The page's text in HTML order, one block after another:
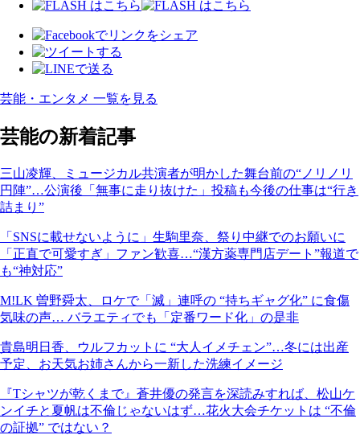
芸能・エンタメ 一覧を見る
芸能の新着記事
三山凌輝、ミュージカル共演者が明かした舞台前の“ノリノリ
円陣”…公演後「無事に走り抜けた」投稿も今後の仕事は“行き
詰まり”
「SNSに載せないように」生駒里奈、祭り中継でのお願いに
「正直で可愛すぎ」ファン歓喜…“漢方薬専門店デート”報道で
も“神対応”
M!LK 曽野舜太、ロケで「滅」連呼の “持ちギャグ化” に食傷
気味の声… バラエティでも「定番ワード化」の是非
貴島明日香、ウルフカットに “大人イメチェン”…冬には出産
予定、お天気お姉さんから一新した洗練イメージ
『Tシャツが乾くまで』蒼井優の発言を深読みすれば、松山ケ
ンイチと夏帆は不倫じゃないはず…花火大会チケットは “不倫
の証拠” ではない？